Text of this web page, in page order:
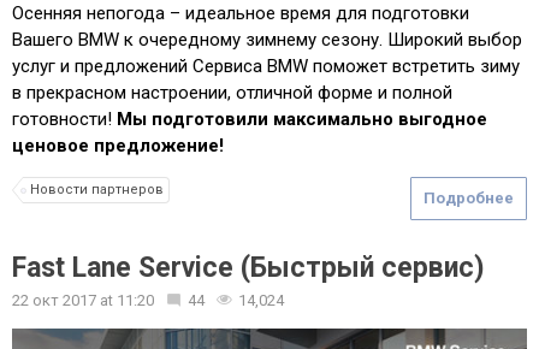
Осенняя непогода – идеальное время для подготовки
Вашего BMW к очередному зимнему сезону. Широкий выбор
услуг и предложений Сервиса BMW поможет встретить зиму
в прекрасном настроении, отличной форме и полной
готовности! Мы подготовили максимально выгодное
ценовое предложение!
Подробнее
Новости партнеров
Fast Lane Service (Быстрый сервис)
22 окт 2017 at 11:20 44 14,024